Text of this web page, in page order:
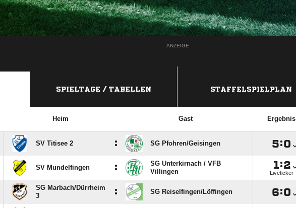
ANZEIGE
SPIELTAGE / TABELLEN STAFFELSPIELPLAN
Heim Gast Ergebnis
SV Titisee 2 : SG Pfohren/​Geisingen :
SV Mundelfingen :
SG Unterkirnach /​ VFB
Villingen
:
Liveticker
SG Marbach/​Dürrheim
3
: SG Reiselfingen/​Löffingen :